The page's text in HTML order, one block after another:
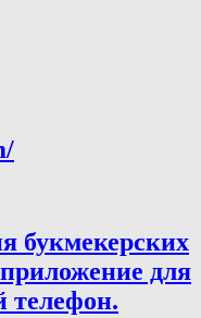
букмекерских
для
телефон.